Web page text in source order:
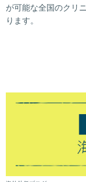
が可能な全国のクリ
ります。